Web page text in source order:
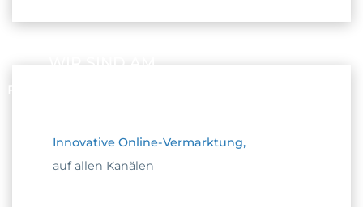
Innovative Online-Vermarktung,
auf allen Kanälen